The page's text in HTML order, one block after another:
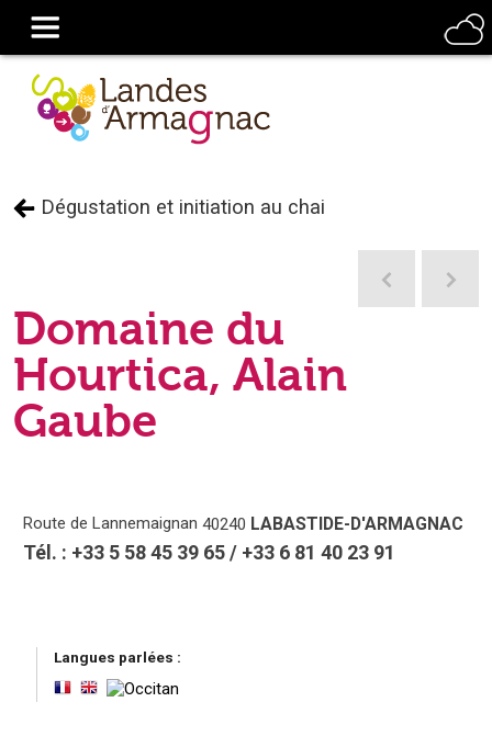
Dégustation et initiation au chai
Domaine du
Hourtica, Alain
Gaube
Route de Lannemaignan 40240 LABASTIDE-D'ARMAGNAC
Tél. : +33 5 58 45 39 65/ +33 6 81 40 23 91
Langues parlées :